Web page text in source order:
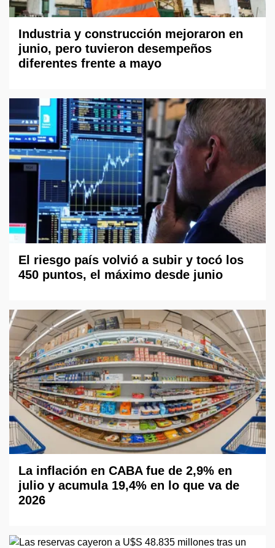
Industria y construcción mejoraron en
junio, pero tuvieron desempeños
diferentes frente a mayo
El riesgo país volvió a subir y tocó los
450 puntos, el máximo desde junio
La inflación en CABA fue de 2,9% en
julio y acumula 19,4% en lo que va de
2026